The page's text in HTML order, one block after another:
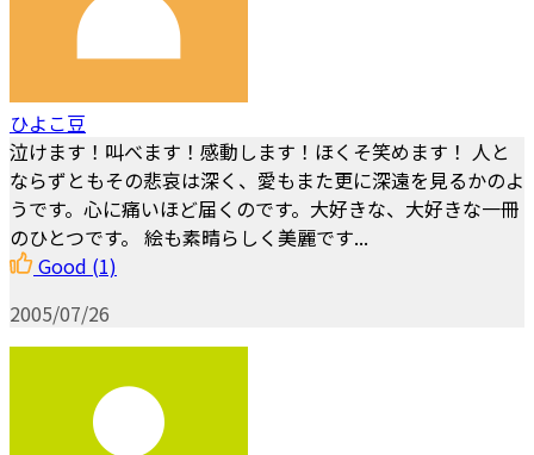
ひよこ豆
泣けます！叫べます！感動します！ほくそ笑めます！ 人と
ならずともその悲哀は深く、愛もまた更に深遠を見るかのよ
うです。心に痛いほど届くのです。大好きな、大好きな一冊
のひとつです。 絵も素晴らしく美麗です...
Good (1)
2005/07/26